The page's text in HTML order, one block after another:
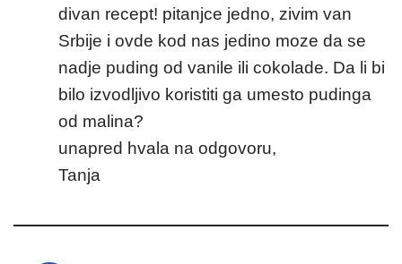
divan recept! pitanjce jedno, zivim van
Srbije i ovde kod nas jedino moze da se
nadje puding od vanile ili cokolade. Da li bi
bilo izvodljivo koristiti ga umesto pudinga
od malina?
unapred hvala na odgovoru,
Tanja